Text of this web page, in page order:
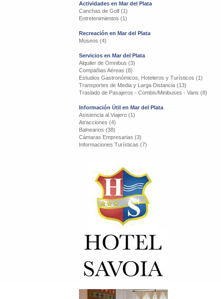
Actividades en Mar del Plata
Canchas de Golf (1)
Entretenimientos (1)
Recreación en Mar del Plata
Museos (4)
Servicios en Mar del Plata
Alquiler de Omnibus (3)
Compañias Aéreas (8)
Estudios Gastronómicos, Hoteleros y Turísticos (1)
Transportes de Media y Larga Distancia (13)
Traslado de Pasajeros - Combis/Minibuses - Vans (8)
Información Útil en Mar del Plata
Asistencia al Viajero (1)
Atracciones (4)
Balnearios (38)
Cámaras Empresarias (3)
Informaciones Turísticas (7)